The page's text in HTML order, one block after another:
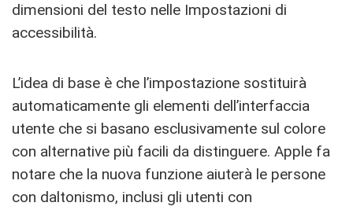
dimensioni del testo nelle Impostazioni di
accessibilità.
L’idea di base è che l’impostazione sostituirà
automaticamente gli elementi dell’interfaccia
utente che si basano esclusivamente sul colore
con alternative più facili da distinguere. Apple fa
notare che la nuova funzione aiuterà le persone
con daltonismo, inclusi gli utenti con